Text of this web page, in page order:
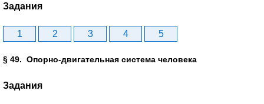
Задания
1 2 3 4 5
§ 49. Опорно-двигательная система человека
Задания